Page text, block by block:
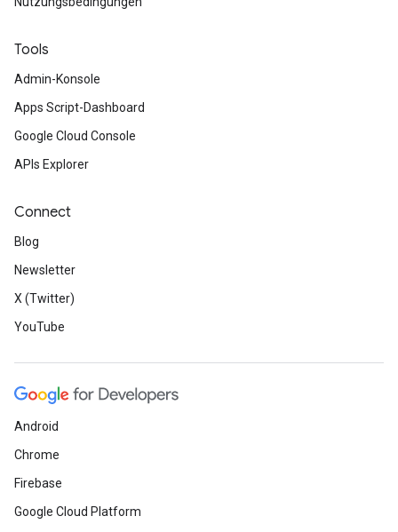
Tools
Admin-Konsole
Apps Script-Dashboard
Google Cloud Console
APIs Explorer
Connect
Blog
Newsletter
X (Twitter)
YouTube
Android
Chrome
Firebase
Google Cloud Platform